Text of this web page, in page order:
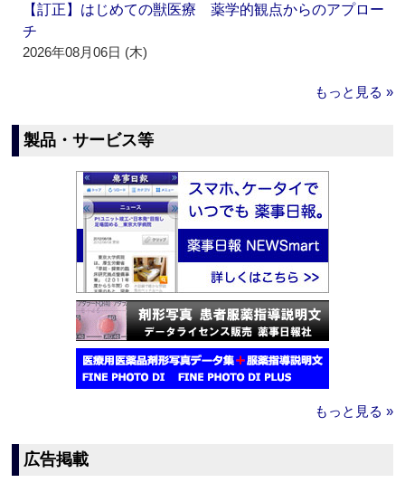
【訂正】はじめての獣医療 薬学的観点からのアプロー
チ
2026年08月06日 (木)
もっと見る »
製品・サービス等
もっと見る »
広告掲載